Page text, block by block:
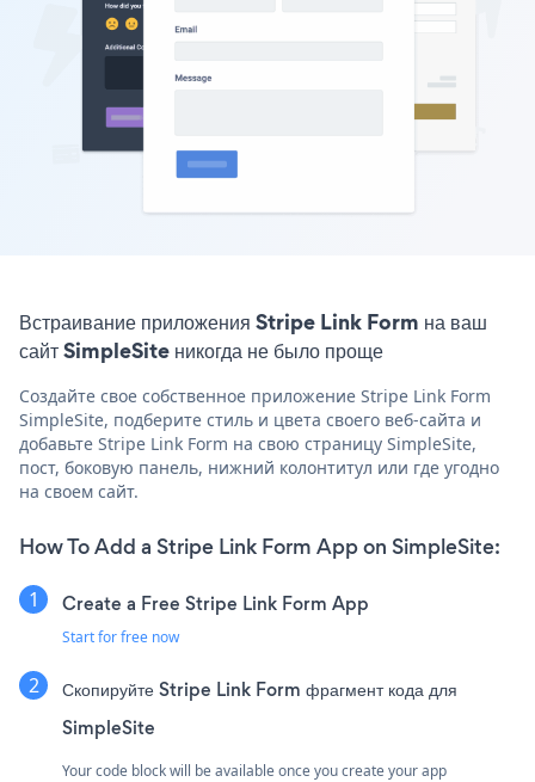
Встраивание приложения Stripe Link Form на ваш
сайт SimpleSite никогда не было проще
Создайте свое собственное приложение Stripe Link Form
SimpleSite, подберите стиль и цвета своего веб-сайта и
добавьте Stripe Link Form на свою страницу SimpleSite,
пост, боковую панель, нижний колонтитул или где угодно
на своем сайт.
How To Add a Stripe Link Form App on SimpleSite:
Create a Free Stripe Link Form App
Start for free now
Скопируйте Stripe Link Form фрагмент кода для
SimpleSite
Your code block will be available once you create your app